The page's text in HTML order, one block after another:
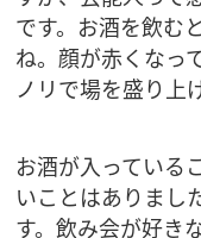
です。お酒を飲む
ね。顔が赤くなっ
ノリで場を盛り上
お酒が入っている
いことはありまし
す。飲み会が好き